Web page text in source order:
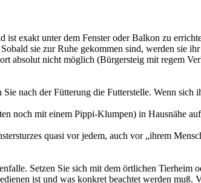
exakt unter dem Fenster oder Balkon zu
sie zur Ruhe gekommen sind, werden sie
absolut nicht möglich (Bürgersteig mit regem
nach der Fütterung die Futterstelle. Wenn
noch mit einem Pippi-Klumpen) in Hausnähe
quasi vor jedem, auch vor „ihrem
Setzen Sie sich mit dem örtlichen Tierheim
ist und was konkret beachtet werden muß.